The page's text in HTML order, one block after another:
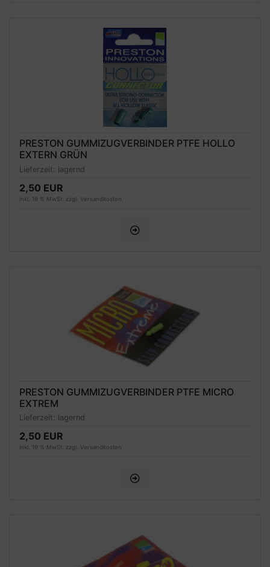
PRESTON GUMMIZUGVERBINDER PTFE HOLLO
EXTERN GRÜN
Lieferzeit: lagernd
2,50 EUR
inkl. 19 % MwSt. zzgl. Versandkosten
PRESTON GUMMIZUGVERBINDER PTFE MICRO
EXTREM
Lieferzeit: lagernd
2,50 EUR
inkl. 19 % MwSt. zzgl. Versandkosten